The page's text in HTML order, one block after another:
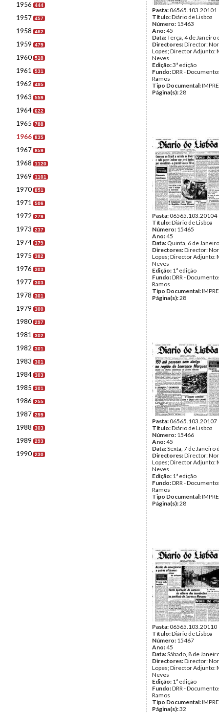
1956 444
1957 457
1958 462
1959 479
1960 518
1961 531
1962 495
1963 559
1964 622
1965 788
1966 835
1967 859
1968 1120
1969 1101
1970 851
1971 506
1972 279
1973 237
1974 379
1975 382
1976 303
1977 303
1978 301
1979 300
1980 297
1981 302
1982 301
1983 301
1984 303
1985 301
1986 255
1987 299
1988 303
1989 293
1990 230
Pasta:06565.103.20101
Título:Diário de Lisboa
Número: 15463
Ano:45
Data:Terça, 4 de Janeiro
Directores:Director:
Lopes; Director Adjunto:
Neves
Edição:3ª edição
Fundo:DRR -
Ramos
Tipo Documental:
Página(s):28
Pasta:06565.103.20104
Título:Diário de Lisboa
Número: 15465
Ano:45
Data: Quinta, 6 de
Directores:Director:
Lopes; Director Adjunto:
Neves
Edição: 1ª edição
Fundo:DRR -
Ramos
Tipo Documental:
Página(s):28
Pasta:06565.103.20107
Título:Diário de Lisboa
Número: 15466
Ano:45
Data:Sexta, 7 de Janeiro
Directores:Director:
Lopes; Director Adjunto:
Neves
Edição: 1ª edição
Fundo:DRR -
Ramos
Tipo Documental:
Página(s):28
Pasta:06565.103.20110
Título:Diário de Lisboa
Número: 15467
Ano:45
Data:Sábado, 8 de
Directores:Director:
Lopes; Director Adjunto:
Neves
Edição: 1ª edição
Fundo:DRR -
Ramos
Tipo Documental:
Página(s):32